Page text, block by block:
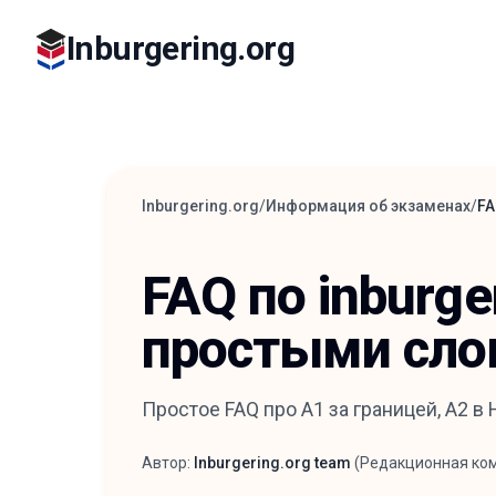
Inburgering.org
Inburgering.org/Информация об экзаменах/
FAQ по
простыми
Простое FAQ про A1 за границей, A2
Автор
Автор: Inburgering.org team (Редакционная